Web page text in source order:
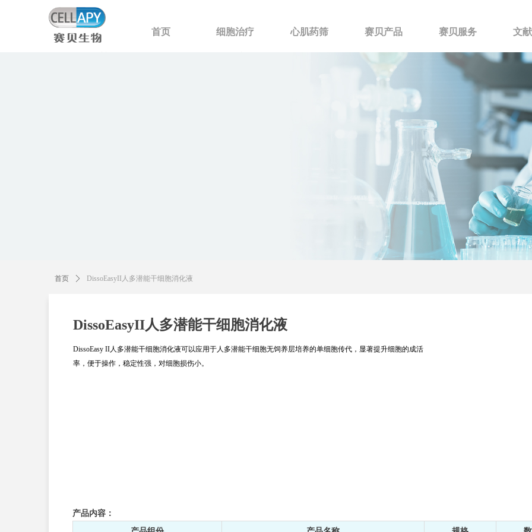
首页 细胞治疗 心肌药筛 赛贝产品 赛贝服务 文
DissoEasyII人多潜能干细胞消化液
DissoEasy II人多潜能干细胞消化液可以应用于人多潜能干细胞无饲养层培养的单细胞传代，显著提升细胞的成活
率，便于操作，稳定性强，对细胞损伤小。
产品内容：
首页 ꄲ DissoEasyII人多潜能干细胞消化液